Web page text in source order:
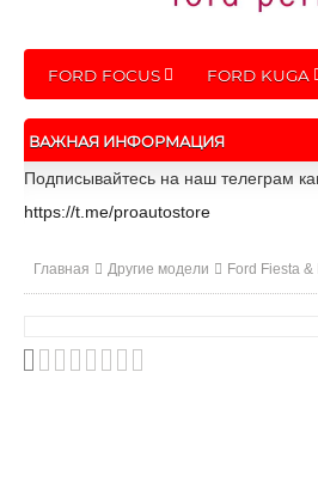
FORD FOCUS FORD KUGA
ВАЖНАЯ ИНФОРМАЦИЯ
Подписывайтесь на наш телеграм
https://t.me/proautostore
Главная Другие модели Ford Fiesta